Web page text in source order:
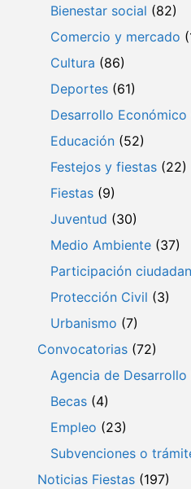
Bienestar social (82)
Comercio y mercado
Cultura (86)
Deportes (61)
Desarrollo Económico
Educación (52)
Festejos y fiestas (22)
Fiestas (9)
Juventud (30)
Medio Ambiente (37)
Participación
Protección Civil (3)
Urbanismo (7)
Convocatorias (72)
Agencia de Desarrollo
Becas (4)
Empleo (23)
Subvenciones o
Noticias Fiestas (197)